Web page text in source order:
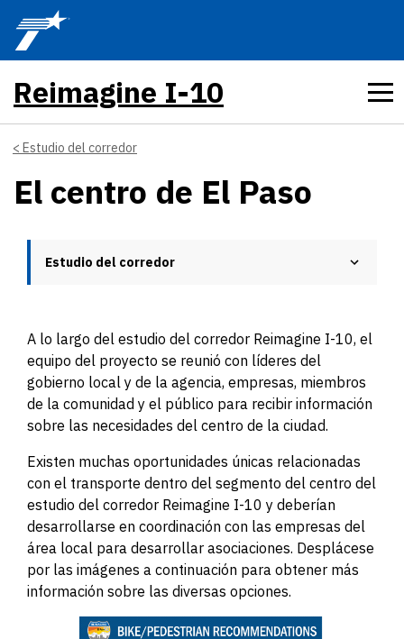
Skip to main content
Reimagine I-10
Estudio del corredor
El centro de El Paso
Estudio del corredor
A lo largo del estudio del corredor Reimagine I-10, el
equipo del proyecto se reunió con líderes del
gobierno local y de la agencia, empresas, miembros
de la comunidad y el público para recibir información
sobre las necesidades del centro de la ciudad.
Existen muchas oportunidades únicas relacionadas
con el transporte dentro del segmento del centro del
estudio del corredor Reimagine I-10 y deberían
desarrollarse en coordinación con las empresas del
área local para desarrollar asociaciones. Desplácese
por las imágenes a continuación para obtener más
información sobre las diversas opciones.